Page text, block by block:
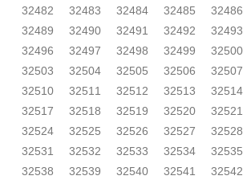
32482
32483 32484 32485 32486
32489
32490 32491 32492 32493
32496
32497 32498 32499 32500
32503
32504 32505 32506 32507
32510
32511 32512 32513 32514
32517
32518 32519 32520 32521
32524
32525 32526 32527 32528
32531
32532 32533 32534 32535
32538
32539 32540 32541 32542